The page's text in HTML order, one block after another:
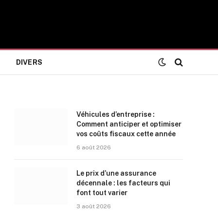
DIVERS
Véhicules d’entreprise :
Comment anticiper et optimiser
vos coûts fiscaux cette année
6 août 2026
Le prix d’une assurance
décennale : les facteurs qui
font tout varier
3 août 2026